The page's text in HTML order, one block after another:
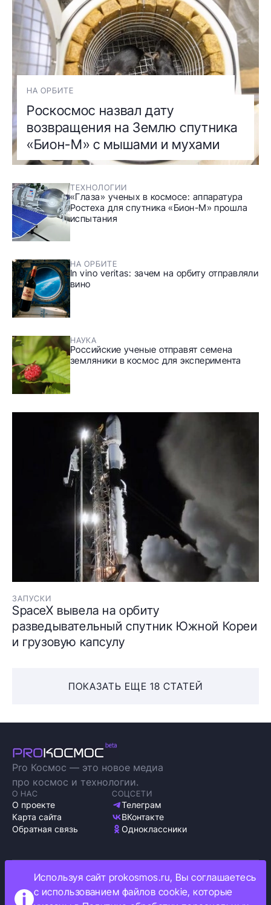
НА ОРБИТЕ
Роскосмос назвал дату
возвращения на Землю спутника
«Бион-М» с мышами и мухами
ТЕХНОЛОГИИ
«Глаза» ученых в космосе: аппаратура
Ростеха для спутника «Бион-М» прошла
испытания
НА ОРБИТЕ
In vino veritas: зачем на орбиту отправляли
вино
НАУКА
Российские ученые отправят семена
земляники в космос для эксперимента
ЗАПУСКИ
SpaceX вывела на орбиту
разведывательный спутник Южной Кореи
и грузовую капсулу
ПОКАЗАТЬ ЕЩЕ 18 СТАТЕЙ
Pro Космос — это новое медиа
про космос и технологии.
О НАС
О проекте
Карта сайта
Обратная связь
СОЦСЕТИ
Телеграм
ВКонтакте
Одноклассники
Политика обработки персональных данных
Как мы используем cookie
Используя сайт prokosmos.ru, Вы соглашаетесь
с использованием файлов cookie, которые